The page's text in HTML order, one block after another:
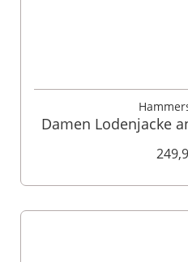
Damen Lodenjacke